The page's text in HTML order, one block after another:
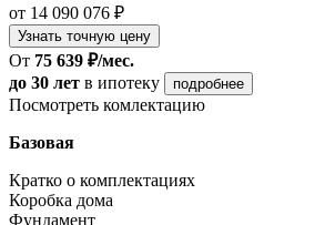
от 14 090 076 ₽
Узнать точную цену
От 75 639 ₽/мес.
до 30 лет в ипотеку подробнее
Посмотреть комлектацию
Базовая
Кратко о комплектациях
Коробка дома
Фундамент